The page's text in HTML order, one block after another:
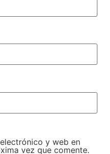
y web en
vez que comente.